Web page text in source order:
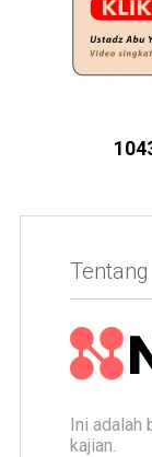
Tentang
Ini adalah
kajian.